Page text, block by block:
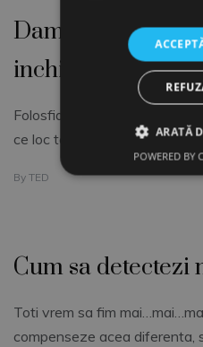
Damon Horowitz:
inchisoare
Folosfia: proiectul care
ce loc te afli.
By TED
Cum sa detectezi
Toti vrem sa fim
compenseze acea diferenta,
ARATĂ
POWERED BY